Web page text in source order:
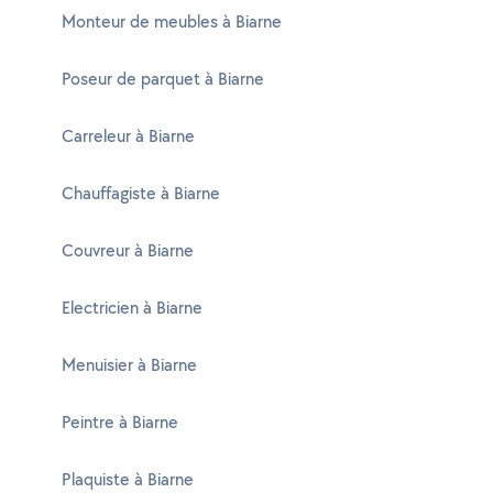
Monteur de meubles à Biarne
Poseur de parquet à Biarne
Carreleur à Biarne
Chauffagiste à Biarne
Couvreur à Biarne
Electricien à Biarne
Menuisier à Biarne
Peintre à Biarne
Plaquiste à Biarne